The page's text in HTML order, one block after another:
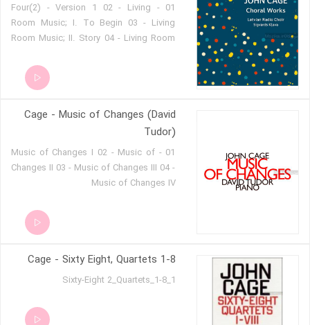
01 - Four(2) - Version 1 02 - Living
Room Music; I. To Begin 03 - Living
Room Music; II. Story 04 - Living Room
Music; IV. End 06 - ear for EAR
(Antiphonies) 07 - Four(2) - Version 2
Cage - Music of Changes (David
Tudor)
01 - Music of Changes I 02 - Music of
Changes II 03 - Music of Changes III 04 -
Music of Changes IV
Cage - Sixty Eight, Quartets 1-8